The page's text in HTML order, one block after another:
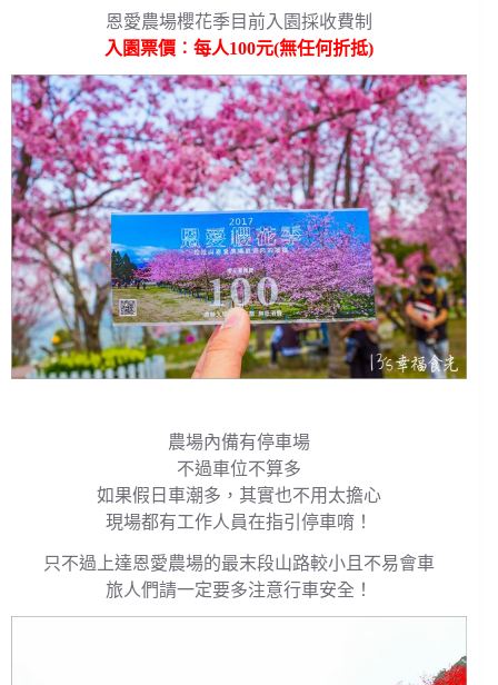
恩愛農場櫻花季目前入園採收費制
入園票價︰每人100元(無任何折抵)
農場內備有停車場
不過車位不算多
如果假日車潮多，其實也不用太擔心
現場都有工作人員在指引停車唷！
只不過上達恩愛農場的最末段山路較小且不易會車
旅人們請一定要多注意行車安全！